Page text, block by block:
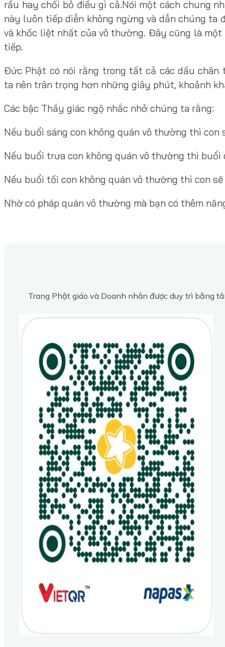
rầu hay chối bỏ điều gì cả.Nói một cách chung
này luôn tiếp diễn không ngừng và dẫn chúng
và khốc liệt nhất của vô thường. Đây cũng là
tiếp.
Đức Phật có nói rằng trong tất cả các dấu
ta nên trân trọng hơn những giây phút, khoảnh
Các bậc Thầy giác ngộ nhắc nhở chúng ta rằng:
Nếu buổi sáng con không quán vô thường thì con
Nếu buổi trưa con không quán vô thường thì buổi
Nếu buổi tối con không quán vô thường thì con
Nhờ có pháp quán vô thường mà bạn có thêm
Trang Phật giáo và Doanh nhân được duy trì bằng